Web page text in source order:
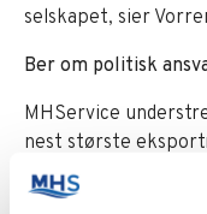
selskapet, sier
Ber om politisk
MHService
nest største
gjentatte ganger
næringen.